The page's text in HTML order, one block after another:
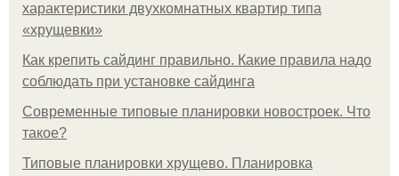
характеристики двухкомнатных квартир типа
«хрущевки»
Как крепить сайдинг правильно. Какие правила надо
соблюдать при установке сайдинга
Современные типовые планировки новостроек. Что
такое?
Типовые планировки хрущево. Планировка